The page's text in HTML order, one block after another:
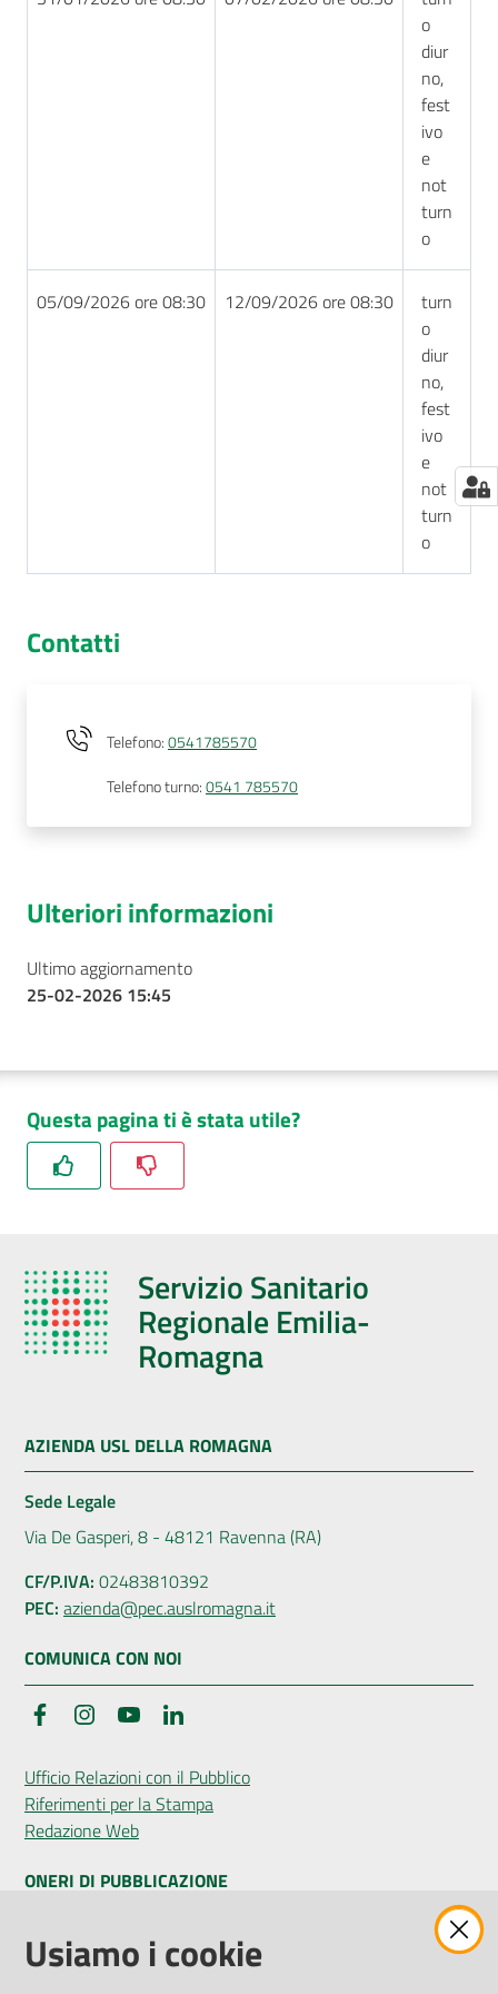
o
diur
no,
fest
ivo
e
not
turn
o
05/09/2026 ore 08:30 12/09/2026 ore 08:30
turn
o
diur
no,
fest
ivo
e
not
turn
o
Contatti
Telefono:0541785570
Telefono turno:0541 785570
Ulteriori informazioni
Ultimo aggiornamento
25-02-2026 15:45
Questa pagina ti è stata utile?
Servizio Sanitario
Regionale Emilia-
Romagna
AZIENDA USL DELLA ROMAGNA
Sede Legale
Via De Gasperi, 8 - 48121 Ravenna (RA)
CF/P.IVA: 02483810392
PEC: azienda@pec.auslromagna.it
COMUNICA CON NOI
FacebookInstagramYouTube
Ufficio Relazioni con il Pubblico
Riferimenti per la Stampa
Redazione Web
ONERI DI PUBBLICAZIONE
Amministrazione Trasparente
Pubblicità legale
Usiamo i cookie